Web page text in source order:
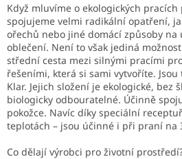
Když mluvíme o ekologických
spojujeme velmi radikální opatření,
ořechů nebo jiné domácí způsoby na
oblečení. Není to však jediná
střední cesta mezi silnými pracími
řešeními, která si sami vytvoříte.
Klar. Jejich složení je ekologické, bez
biologicky odbouratelné. Účinně
pokožce. Navíc díky speciální
teplotách – jsou účinné i při praní na
Co dělají výrobci pro životní